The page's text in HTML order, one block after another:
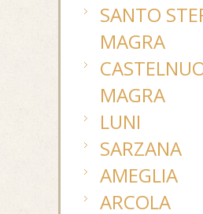
SANTO
MAGRA
MAGRA
LUNI
SARZANA
AMEGLIA
ARCOLA